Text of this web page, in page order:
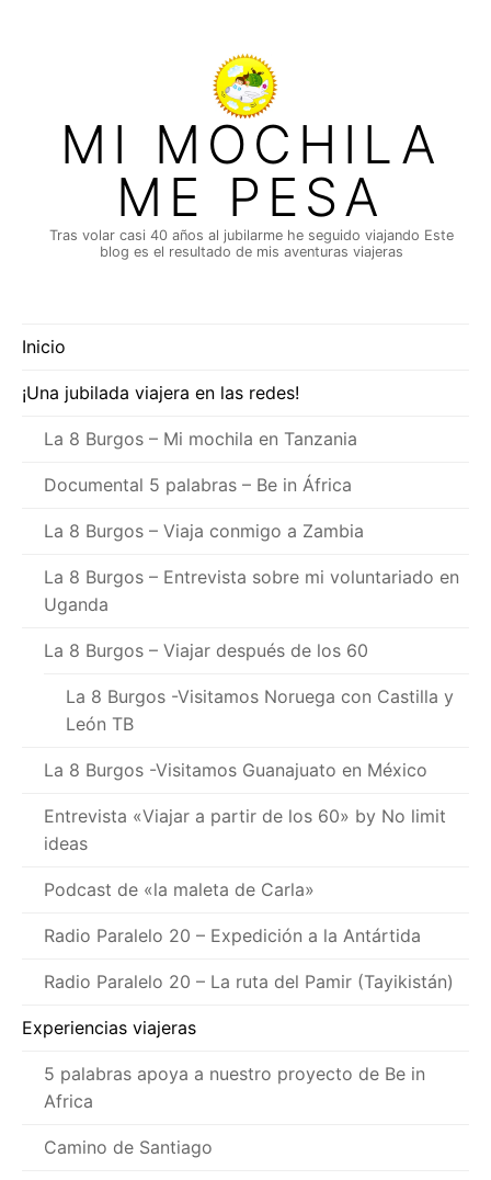
MI MOCHILA
ME PESA
Tras volar casi 40 años al jubilarme he seguido viajando Este
blog es el resultado de mis aventuras viajeras
Inicio
¡Una jubilada viajera en las redes!
La 8 Burgos – Mi mochila en Tanzania
Documental 5 palabras – Be in África
La 8 Burgos – Viaja conmigo a Zambia
La 8 Burgos – Entrevista sobre mi voluntariado en
Uganda
La 8 Burgos – Viajar después de los 60
La 8 Burgos -Visitamos Noruega con Castilla y
León TB
La 8 Burgos -Visitamos Guanajuato en México
Entrevista «Viajar a partir de los 60» by No limit
ideas
Podcast de «la maleta de Carla»
Radio Paralelo 20 – Expedición a la Antártida
Radio Paralelo 20 – La ruta del Pamir (Tayikistán)
Experiencias viajeras
5 palabras apoya a nuestro proyecto de Be in
Africa
Camino de Santiago